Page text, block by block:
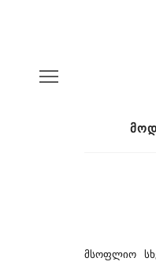
ᲛᲡᲝᲤᲚᲘᲝ